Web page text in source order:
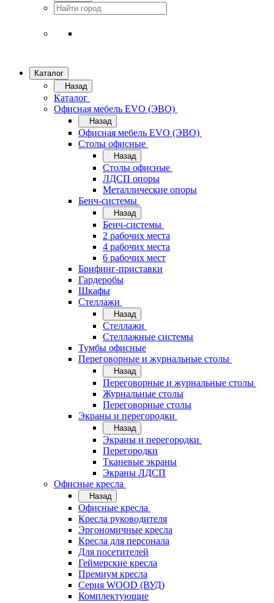
Каталог
Назад
Каталог
Офисная мебель EVO (ЭВО)
Назад
Офисная мебель EVO (ЭВО)
Cтолы офисные
Назад
Cтолы офисные
ЛДСП опоры
Металлические опоры
Бенч-системы
Назад
Бенч-системы
2 рабочих места
4 рабочих места
6 рабочих мест
Брифинг-приставки
Гардеробы
Шкафы
Стеллажи
Назад
Стеллажи
Стеллажные системы
Тумбы офисные
Переговорные и журнальные столы
Назад
Переговорные и журнальные столы
Журнальные столы
Переговорные столы
Экраны и перегородки
Назад
Экраны и перегородки
Перегородки
Тканевые экраны
Экраны ЛДСП
Офисные кресла
Назад
Офисные кресла
Кресла руководителя
Эргономичные кресла
Кресла для персонала
Для посетителей
Геймерские кресла
Премиум кресла
Серия WOOD (ВУД)
Комплектующие